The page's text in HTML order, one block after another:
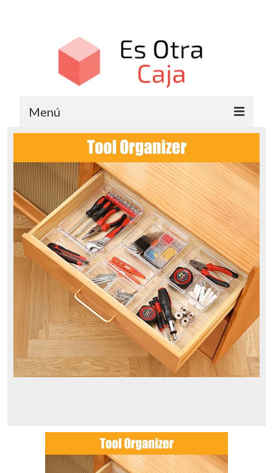
Menú
Cajas de Cartón
Cajas de Plástico
Cajas de Madera
Cajas Metálicas
Cajas Organizadoras
Cajas de Regalo
Comprar en
Amazon